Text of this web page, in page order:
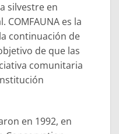
silvestre en
COMFAUNA es la
continuación de
de que las
comunitaria
en 1992, en